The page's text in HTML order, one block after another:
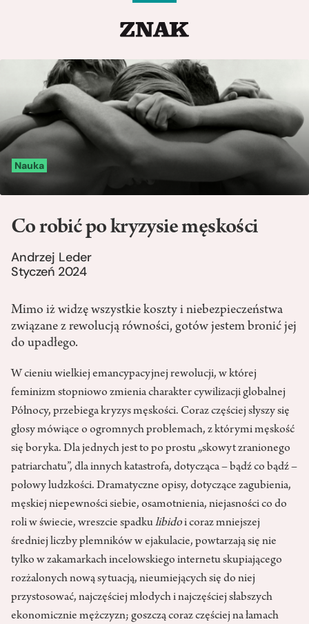
Nauka
Co robić po kryzysie męskości
Andrzej Leder
Styczeń 2024
Mimo iż widzę wszystkie koszty i niebezpieczeństwa
związane z rewolucją równości, gotów jestem bronić jej
do upadłego.
W cieniu wielkiej emancypacyjnej rewolucji, w której
feminizm stopniowo zmienia charakter cywilizacji globalnej
Północy, przebiega kryzys męskości. Coraz częściej słyszy się
głosy mówiące o ogromnych problemach, z którymi męskość
się boryka. Dla jednych jest to po prostu „skowyt zranionego
patriarchatu”, dla innych katastrofa, dotycząca – bądź co bądź –
połowy ludzkości. Dramatyczne opisy, dotyczące zagubienia,
męskiej niepewności siebie, osamotnienia, niejasności co do
roli w świecie, wreszcie spadkulibidoi coraz mniejszej
średniej liczby plemników w ejakulacie, powtarzają się nie
tylko w zakamarkach incelowskiego internetu skupiającego
rozżalonych nową sytuacją, nieumiejących się do niej
przystosować, najczęściej młodych i najczęściej słabszych
ekonomicznie mężczyzn; goszczą coraz częściej na łamach